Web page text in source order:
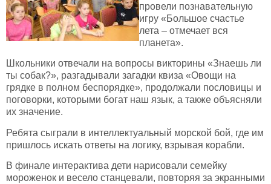
провели познавательную
игру «Большое счастье
лета – отмечает вся
планета».
Школьники отвечали на вопросы викторины «Знаешь ли
ты собак?», разгадывали загадки квиза «Овощи на
грядке в полном беспорядке», продолжали пословицы и
поговорки, которыми богат наш язык, а также объясняли
их значение.
Ребята сыграли в интеллектуальный морской бой, где им
пришлось искать ответы на логику, взрывая корабли.
В финале интерактива дети нарисовали семейку
мороженок и весело станцевали, повторяя за экранными